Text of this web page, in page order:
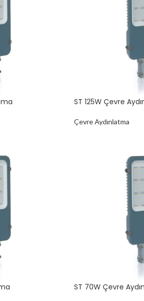
ST 125W Çevre
Çevre Aydınlatma
ST 70W Çevre